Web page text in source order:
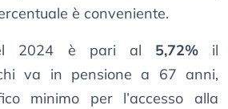
è conveniente.
2024 è pari al 5,72%il
va in pensione a 67 anni,
minimo per l’accesso alla